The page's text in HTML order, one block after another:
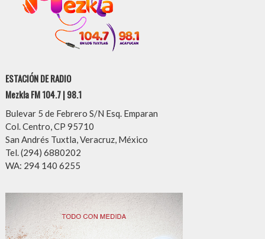
ESTACIÓN DE RADIO
Mezkla FM 104.7 | 98.1
Bulevar 5 de Febrero S/N Esq. Emparan
Col. Centro, CP 95710
San Andrés Tuxtla, Veracruz, México
Tel. (294) 6880202
WA: 294 140 6255